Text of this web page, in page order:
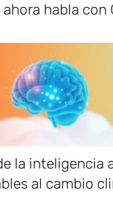
habla con
la inteligencia
al cambio